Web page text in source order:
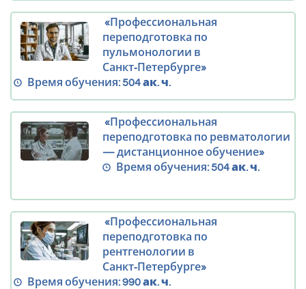
«Профессиональная
переподготовка по
пульмонологии в
Санкт‑Петербурге»
Время обучения:504 ак. ч.
«Профессиональная
переподготовка по ревматологии
— дистанционное обучение»
Время обучения:504 ак. ч.
«Профессиональная
переподготовка по
рентгенологии в
Санкт‑Петербурге»
Время обучения:990 ак. ч.